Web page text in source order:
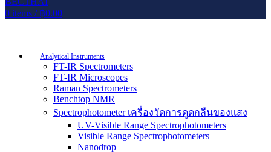
0 items / ฿0.00
Analytical Instruments
FT-IR Spectrometers
FT-IR Microscopes
Raman Spectrometers
Benchtop NMR
Spectrophotometer เครื่องวัดการดูดกลืนของแสง
UV-Visible Range Spectrophotometers
Visible Range Spectrophotometers
Nanodrop